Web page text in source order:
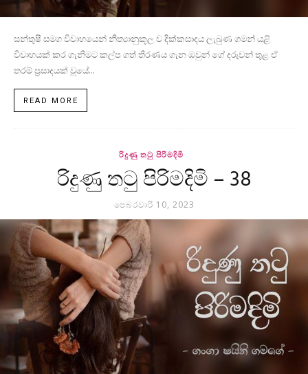
සන්තුෂී සමග විවාහයෙන් නීත්‍යානුකූල ව දික්කසාදය ලැබුණ ගමන් යළි
විවාහයක් කර ගැනීමට කල්ප ගත් තීරණය ගැන ඔවුන් ගේ දරුවන් තුළ ඒ
තරම් ප්‍රසාදයක් වූයේ...
READ MORE
රිදුණු තටු පිරිමදිමි
රිදුණු තටු පිරිමදිමි – 38
පෙබරවාරි 10, 2023